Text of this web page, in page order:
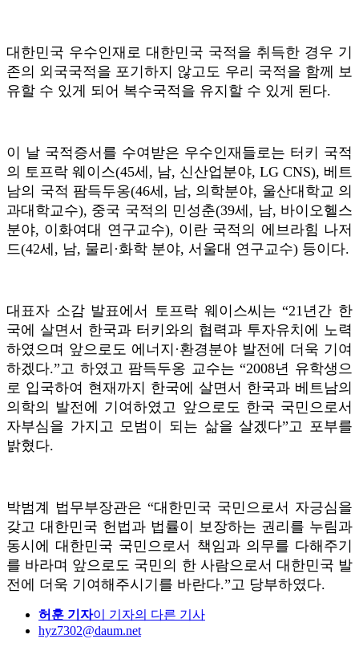
대한민국 우수인재로 대한민국 국적을 취득한 경우 기
존의 외국국적을 포기하지 않고도 우리 국적을 함께 보
유할 수 있게 되어 복수국적을 유지할 수 있게 된다.
이 날 국적증서를 수여받은 우수인재들로는 터키 국적
의 토프락 웨이스(45세, 남, 신산업분야, LG CNS), 베트
남의 국적 팜득두옹(46세, 남, 의학분야, 울산대학교 의
과대학교수), 중국 국적의 민성춘(39세, 남, 바이오헬스
분야, 이화여대 연구교수), 이란 국적의 에브라힘 나저
드(42세, 남, 물리·화학 분야, 서울대 연구교수) 등이다.
대표자 소감 발표에서 토프락 웨이스씨는 “21년간 한
국에 살면서 한국과 터키와의 협력과 투자유치에 노력
하였으며 앞으로도 에너지·환경분야 발전에 더욱 기여
하겠다.”고 하였고 팜득두옹 교수는 “2008년 유학생으
로 입국하여 현재까지 한국에 살면서 한국과 베트남의
의학의 발전에 기여하였고 앞으로도 한국 국민으로서
자부심을 가지고 모범이 되는 삶을 살겠다”고 포부를
밝혔다.
박범계 법무부장관은 “대한민국 국민으로서 자긍심을
갖고 대한민국 헌법과 법률이 보장하는 권리를 누림과
동시에 대한민국 국민으로서 책임과 의무를 다해주기
를 바라며 앞으로도 국민의 한 사람으로서 대한민국 발
전에 더욱 기여해주시기를 바란다.”고 당부하였다.
허훈 기자이 기자의 다른 기사
hyz7302@daum.net